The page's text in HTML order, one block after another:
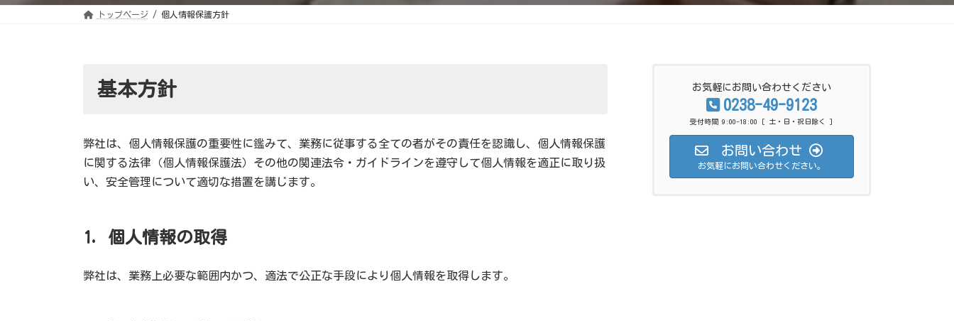
トップページ 個人情報保護方針
基本方針
弊社は、個人情報保護の重要性に鑑みて、業務に従事する全ての者がその責任を認識し、個人情報保護
に関する法律（個人情報保護法）その他の関連法令・ガイドラインを遵守して個人情報を適正に取り扱
い、安全管理について適切な措置を講じます。
1. 個人情報の取得
弊社は、業務上必要な範囲内かつ、適法で公正な手段により個人情報を取得します。
お気軽にお問い合わせください
0238-49-9123
受付時間 9:00-18:00 [ 土・日・祝日除く ]
お問い合わせ
お気軽にお問い合わせください。